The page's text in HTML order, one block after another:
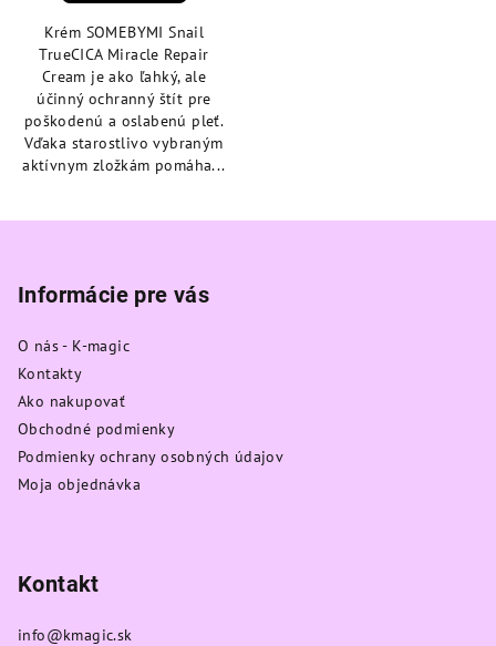
z
5
hviezdičiek.
Krém SOMEBYMI Snail
TrueCICA Miracle Repair
Cream je ako ľahký, ale
účinný ochranný štít pre
poškodenú a oslabenú pleť.
Vďaka starostlivo vybraným
aktívnym zložkám pomáha...
Informácie pre vás
O nás - K-magic
Kontakty
Ako nakupovať
Obchodné podmienky
Podmienky ochrany osobných údajov
Moja objednávka
Kontakt
info@kmagic.sk